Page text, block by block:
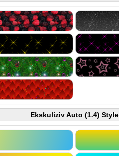
Ekskuliziv Auto (1.4) Style